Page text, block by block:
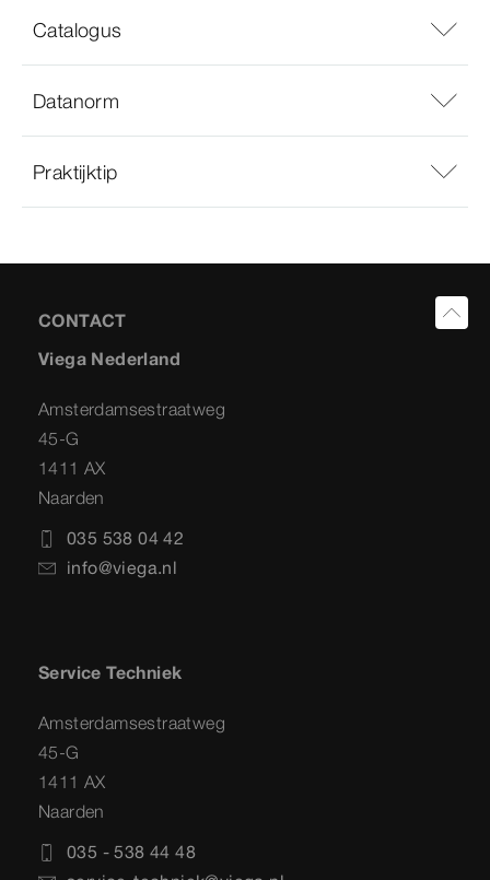
Catalogus
Datanorm
Praktijktip
CONTACT
Viega Nederland
Amsterdamsestraatweg
45-G
1411 AX
Naarden
035 538 04 42
info@viega.nl
Service Techniek
Amsterdamsestraatweg
45-G
1411 AX
Naarden
035 - 538 44 48